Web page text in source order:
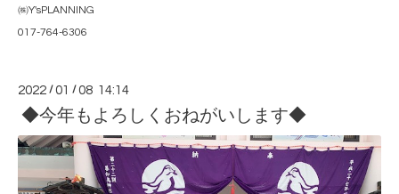
㈱Y'sPLANNING
017-764-6306
2022 /01 /08 14:14
◆今年もよろしくおねがいします◆